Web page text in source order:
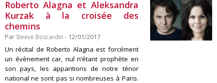
Roberto Alagna et Aleksandra
Kurzak à la croisée des
chemins
Par Steeve Boscardin - 12/01/2017
Un récital de Roberto Alagna est forcément
un évènement car, nul n’étant prophète en
son pays, les apparitions de notre ténor
national ne sont pas si nombreuses à Paris.